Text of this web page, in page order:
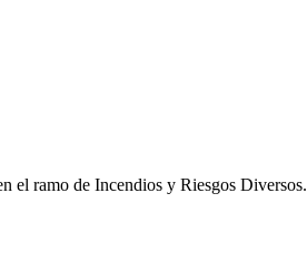
el ramo de Incendios y Riesgos Diversos.